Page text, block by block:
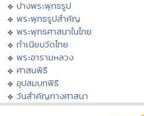
ปางพระพุทธรูป
พระพุทธรูปสำคัญ
พระพุทธศาสนาในไทย
ทำเนียบวัดไทย
พระอารามหลวง
ศาสนพิธี
อุปสมบทพิธี
วันสำคัญทางศาสนา